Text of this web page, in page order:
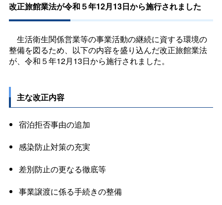
改正旅館業法が令和５年12月13日から施行されました
生活衛生関係営業等の事業活動の継続に資する環境の
整備を図るため、以下の内容を盛り込んだ改正旅館業法
が、令和５年12月13日から施行されました。
主な改正内容
宿泊拒否事由の追加
感染防止対策の充実
差別防止の更なる徹底等
事業譲渡に係る手続きの整備